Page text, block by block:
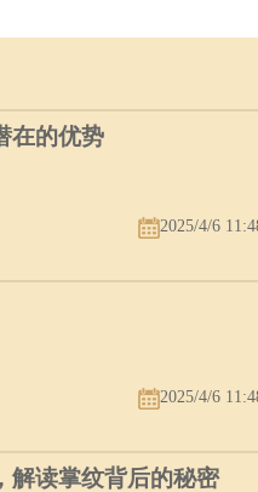
在的优势
2025/4/6
2025/4/6
解读掌纹背后的秘密